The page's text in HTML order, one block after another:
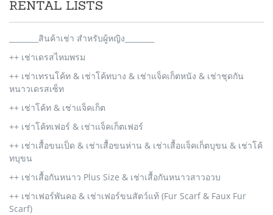
RENTAL LISTS
________สินค้าเช่า สำหรับผู้หญิง________
++ เช่าเดรสไหมพรม
++ เช่าเทรนโค้ท & เช่าโค้ทบาง & เช่าแจ็คเก็ตหนัง & เช่าชุดกัน
หนาวเดรสเซ็ท
++ เช่าโค้ท & เช่าแจ็คเก็ต
++ เช่าโค้ทเฟอร์ & เช่าแจ็คเก็ตเฟอร์
++ เช่าเสื้อขนเป็ด & เช่าเสื้อขนห่าน & เช่าเสื้อแจ็คเก็ตบุขน & เช่าโค้
ทบุขน
++ เช่าเสื้อกันหนาว Plus Size & เช่าเสื้อกันหนาวสาวอวบ
++ เช่าเฟอร์พันคอ & เช่าเฟอร์ขนสัตว์แท้ (Fur Scarf & Faux Fur
Scarf)